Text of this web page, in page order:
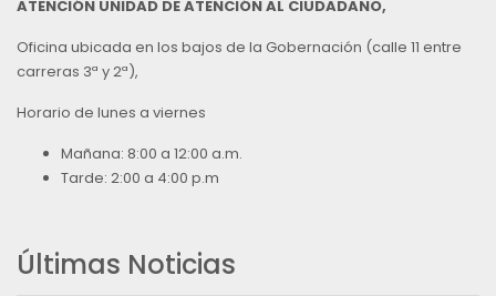
ATENCIÓN UNIDAD DE ATENCIÓN AL CIUDADANO,
Oficina ubicada en los bajos de la Gobernación (calle 11 entre
carreras 3ª y 2ª),
Horario de lunes a viernes
Mañana: 8:00 a 12:00 a.m.
Tarde: 2:00 a 4:00 p.m
Últimas Noticias